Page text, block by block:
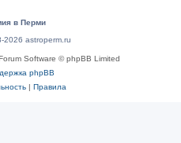
в Перми
2026 astroperm.ru
Software © phpBB Limited
phpBB
| Правила